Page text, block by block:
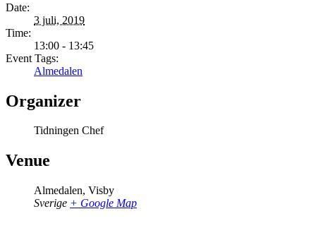
Date:
3 juli, 2019
Time:
13:00 - 13:45
Event Tags:
Almedalen
Organizer
Tidningen Chef
Venue
Almedalen, Visby
Sverige + Google Map